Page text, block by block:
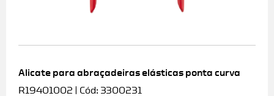
Alicate para abraçadeiras elásticas ponta curva
R19401002 | Cód: 3300231